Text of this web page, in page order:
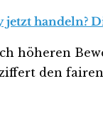
handeln?
höheren
den